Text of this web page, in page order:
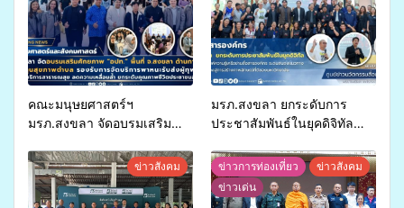
คณะมนุษยศาสตร์ฯ
มรภ.สงขลา จัดอบรมเสริม
จ่ายงบกองทุนสุขภาพตำบล
รองรับการจัดบริการพาหนะรับ
ส่งผู้ทุพพลภาพเพื่อเข้ารับ
มรภ.สงขลา ยกระดับการ
ประชาสัมพันธ์ในยุคดิจิทัล
ข่ายสื่อสารองค์กร ระดมสมอง
วางแนวทางการทำงาน ปูทาง
สู่การสร้างภาพลักษณ์ที่ดีของ
ข่าวสังคม ข่าวการท่องเที่ยว
ข่าวสังคม
ข่าวเด่น